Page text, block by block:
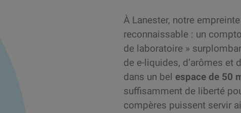
À Lanester, notre
reconnaissable : un
de laboratoire »
de e-liquides, d’arômes et
dans un bel espace de 50
suffisamment de liberté
compères puissent servir